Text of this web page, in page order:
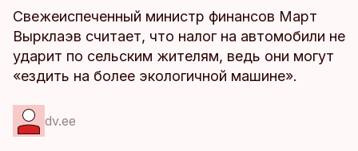
Свежеиспеченный министр финансов Март
Вырклаэв считает, что налог на автомобили не
ударит по сельским жителям, ведь они могут
«ездить на более экологичной машине».
dv.ee